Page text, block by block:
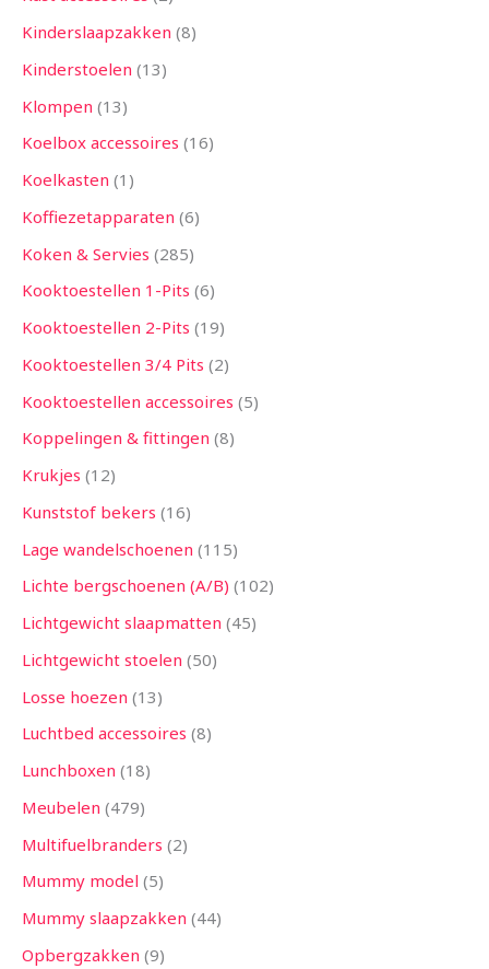
Kinderslaapzakken 8
Kinderstoelen 13
Klompen 13
Koelbox accessoires 16
Koelkasten 1
Koffiezetapparaten 6
Koken & Servies 285
Kooktoestellen 1-Pits 6
Kooktoestellen 2-Pits 19
Kooktoestellen 3/4 Pits 2
Kooktoestellen accessoires 5
Koppelingen & fittingen 8
Krukjes 12
Kunststof bekers 16
Lage wandelschoenen 115
Lichte bergschoenen (A/B) 102
Lichtgewicht slaapmatten 45
Lichtgewicht stoelen 50
Losse hoezen 13
Luchtbed accessoires 8
Lunchboxen 18
Meubelen 479
Multifuelbranders 2
Mummy model 5
Mummy slaapzakken 44
Opbergzakken 9